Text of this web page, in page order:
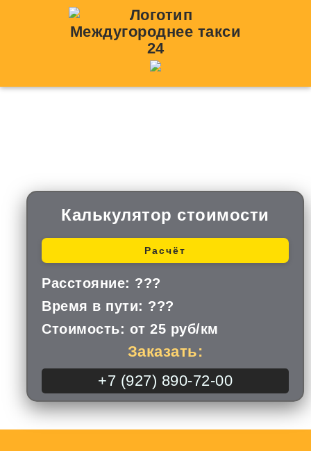
Калькулятор стоимости
Расчёт
Расстояние: ???
Время в пути: ???
Стоимость: от 25 руб/км
Заказать:
+7 (927) 890-72-00